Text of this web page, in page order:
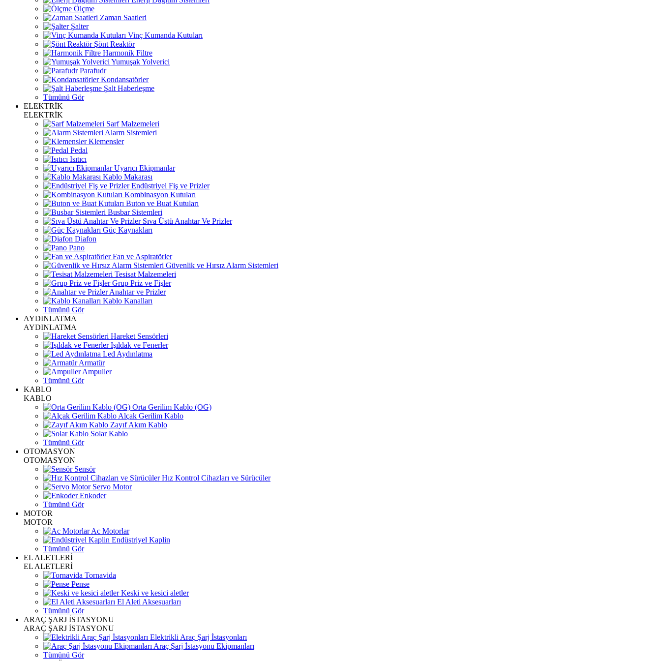
Ölçme
Zaman Saatleri
Şalter
Vinç Kumanda Kutuları
Şönt Reaktör
Harmonik Filtre
Yumuşak Yolverici
Parafudr
Kondansatörler
Şalt Haberleşme
Tümünü Gör
ELEKTRİK
ELEKTRİK
Sarf Malzemeleri
Alarm Sistemleri
Klemensler
Pedal
Isıtıcı
Uyarıcı Ekipmanlar
Kablo Makarası
Endüstriyel Fiş ve Prizler
Kombinasyon Kutuları
Buton ve Buat Kutuları
Busbar Sistemleri
Sıva Üstü Anahtar Ve Prizler
Güç Kaynakları
Diafon
Pano
Fan ve Aspiratörler
Güvenlik ve Hırsız Alarm Sistemleri
Tesisat Malzemeleri
Grup Priz ve Fişler
Anahtar ve Prizler
Kablo Kanalları
Tümünü Gör
AYDINLATMA
AYDINLATMA
Hareket Sensörleri
Işıldak ve Fenerler
Led Aydınlatma
Armatür
Ampuller
Tümünü Gör
KABLO
KABLO
Orta Gerilim Kablo (OG)
Alçak Gerilim Kablo
Zayıf Akım Kablo
Solar Kablo
Tümünü Gör
OTOMASYON
OTOMASYON
Sensör
Hız Kontrol Cihazları ve Sürücüler
Servo Motor
Enkoder
Tümünü Gör
MOTOR
MOTOR
Ac Motorlar
Endüstriyel Kaplin
Tümünü Gör
EL ALETLERİ
EL ALETLERİ
Tornavida
Pense
Keski ve kesici aletler
El Aleti Aksesuarları
Tümünü Gör
ARAÇ ŞARJ İSTASYONU
ARAÇ ŞARJ İSTASYONU
Elektrikli Araç Şarj İstasyonları
Araç Şarj İstasyonu Ekipmanları
Tümünü Gör